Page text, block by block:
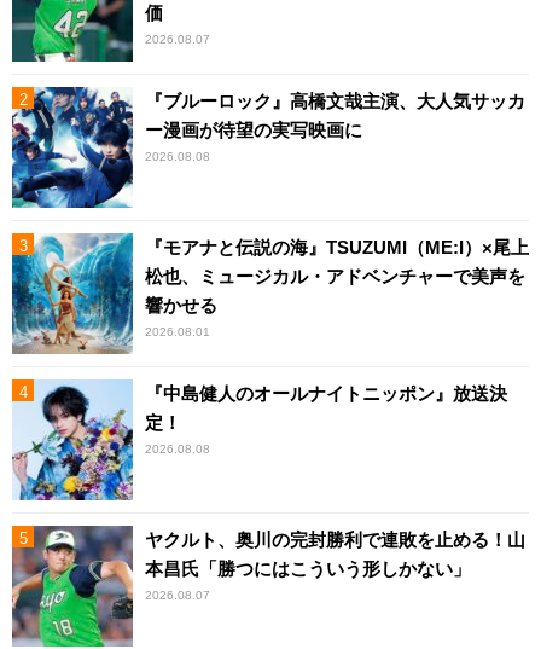
価
2026.08.07
『ブルーロック』高橋文哉主演、大人気サッカ
ー漫画が待望の実写映画に
2026.08.08
『モアナと伝説の海』TSUZUMI（ME:I）×尾上
松也、ミュージカル・アドベンチャーで美声を
響かせる
2026.08.01
『中島健人のオールナイトニッポン』放送決
定！
2026.08.08
ヤクルト、奥川の完封勝利で連敗を止める！山
本昌氏「勝つにはこういう形しかない」
2026.08.07